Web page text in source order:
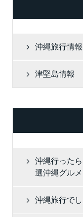
沖縄旅行情報
津堅島情報
沖縄行った
選沖縄グルメ
沖縄旅行で